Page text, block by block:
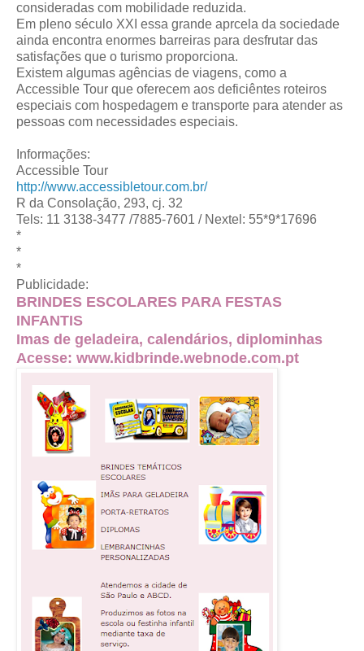
consideradas com mobilidade reduzida.
Em pleno século XXI essa grande aprcela da sociedade
ainda encontra enormes barreiras para desfrutar das
satisfações que o turismo proporciona.
Existem algumas agências de viagens, como a
Accessible Tour que oferecem aos deficiêntes roteiros
especiais com hospedagem e transporte para atender as
pessoas com necessidades especiais.
Informações:
Accessible Tour
http://www.accessibletour.com.br/
R da Consolação, 293, cj. 32
Tels: 11 3138-3477 /7885-7601 / Nextel: 55*9*17696
*
*
*
Publicidade:
BRINDES ESCOLARES PARA FESTAS
INFANTIS
Imas de geladeira, calendários, diplominhas
Acesse: www.kidbrinde.webnode.com.pt